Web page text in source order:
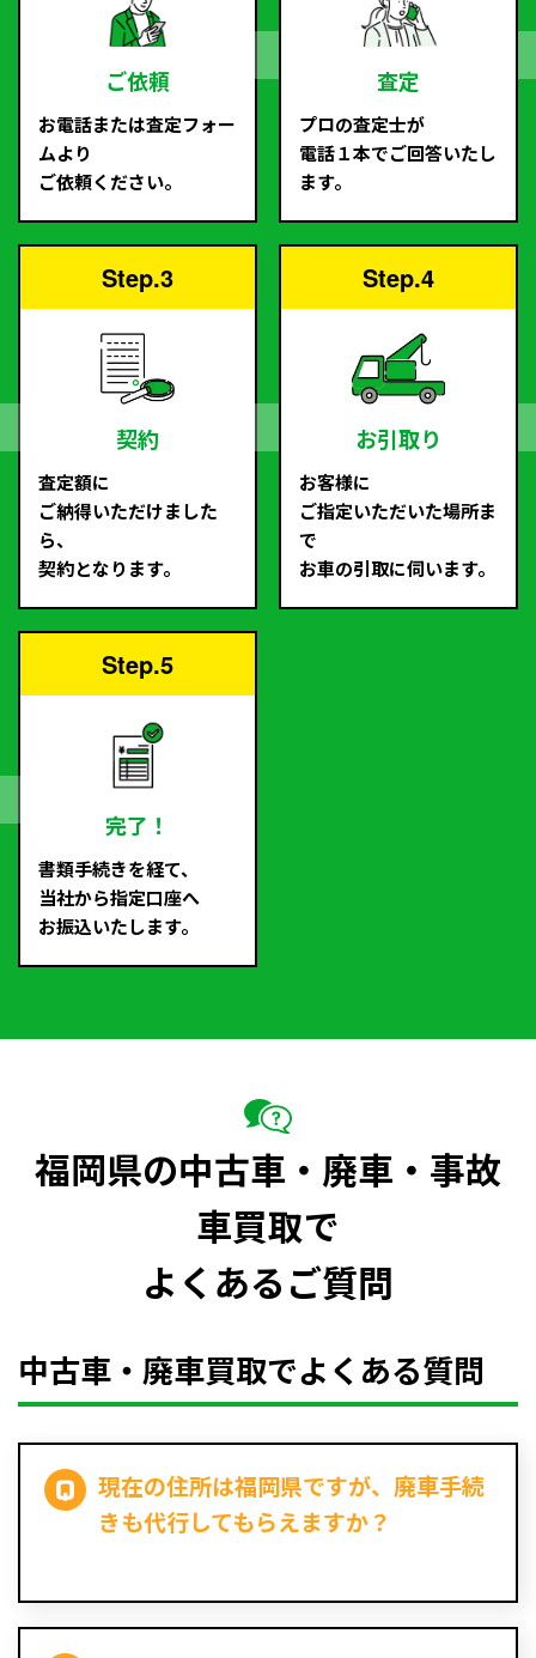
ご依頼
お電話または査定フォー
ムより
ご依頼ください。
査定
プロの査定士が
電話１本でご回答いたし
ます。
Step.3
契約
査定額に
ご納得いただけました
ら、
契約となります。
Step.4
お引取り
お客様に
ご指定いただいた場所ま
で
お車の引取に伺います。
Step.5
完了！
書類手続きを経て、
当社から指定口座へ
お振込いたします。
福岡県の中古車・廃車・事故
車買取で
よくあるご質問
中古車・廃車買取でよくある質問
現在の住所は福岡県ですが、廃車手続
きも代行してもらえますか？